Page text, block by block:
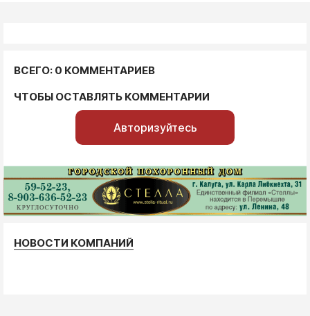
ВСЕГО: 0 КОММЕНТАРИЕВ
ЧТОБЫ ОСТАВЛЯТЬ КОММЕНТАРИИ
Авторизуйтесь
НОВОСТИ КОМПАНИЙ